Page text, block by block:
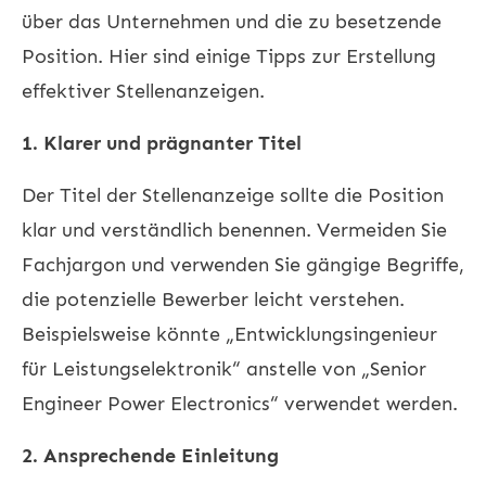
über das Unternehmen und die zu besetzende
Position. Hier sind einige Tipps zur Erstellung
effektiver Stellenanzeigen.
1. Klarer und prägnanter Titel
Der Titel der Stellenanzeige sollte die Position
klar und verständlich benennen. Vermeiden Sie
Fachjargon und verwenden Sie gängige Begriffe,
die potenzielle Bewerber leicht verstehen.
Beispielsweise könnte „Entwicklungsingenieur
für Leistungselektronik“ anstelle von „Senior
Engineer Power Electronics“ verwendet werden.
2. Ansprechende Einleitung